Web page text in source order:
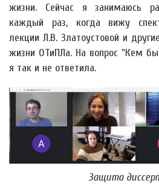
жизни. Сейчас я занимаюсь
каждый раз, когда вижу
лекции Л.В. Златоустовой и
жизни ОТиПЛа. На вопрос "Кем
я так и не ответила.
Защита